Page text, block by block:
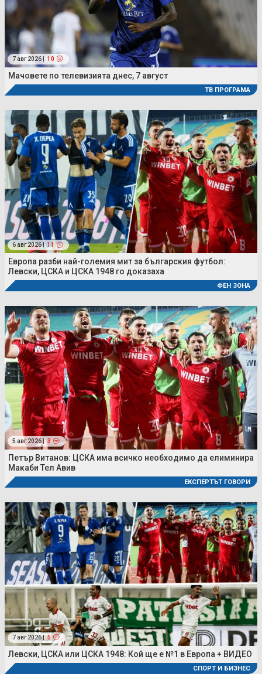
7 авг 2026 | 10
Мачовете по телевизията днес, 7 август
ТВ ПРОГРАМА
6 авг 2026 | 11
Европа разби най-големия мит за българския футбол:
Левски, ЦСКА и ЦСКА 1948 го доказаха
ФЕН ЗОНА
5 авг 2026 | 3
Петър Витанов: ЦСКА има всичко необходимо да елиминира
Макаби Тел Авив
ЕКСПЕРТЪТ ГОВОРИ
7 авг 2026 | 5
Левски, ЦСКА или ЦСКА 1948: Кой ще е №1 в Европа + ВИДЕО
СПОРТ И БИЗНЕС